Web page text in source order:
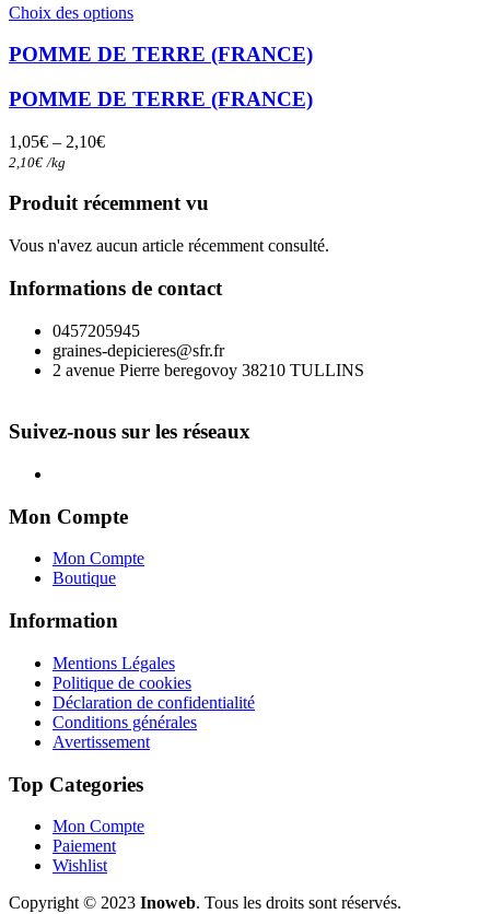
Choix des optionsCe
a
variations.
Les
sur
page
produit
POMME DE TERRE (FRANCE)
POMME DE TERRE (FRANCE)
1,05€ – 2,10€
2,10€ /kg
Produit récemment vu
Vous n'avez aucun article récemment consulté.
Informations de contact
0457205945
graines-depicieres@sfr.fr
2 avenue Pierre beregovoy 38210 TULLINS
Suivez-nous sur les réseaux
Mon Compte
Mon Compte
Boutique
Information
Mentions Légales
Politique de cookies
Déclaration de confidentialité
Conditions générales
Avertissement
Top Categories
Mon Compte
Paiement
Wishlist
Copyright © 2023 Inoweb. Tous les droits sont réservés.